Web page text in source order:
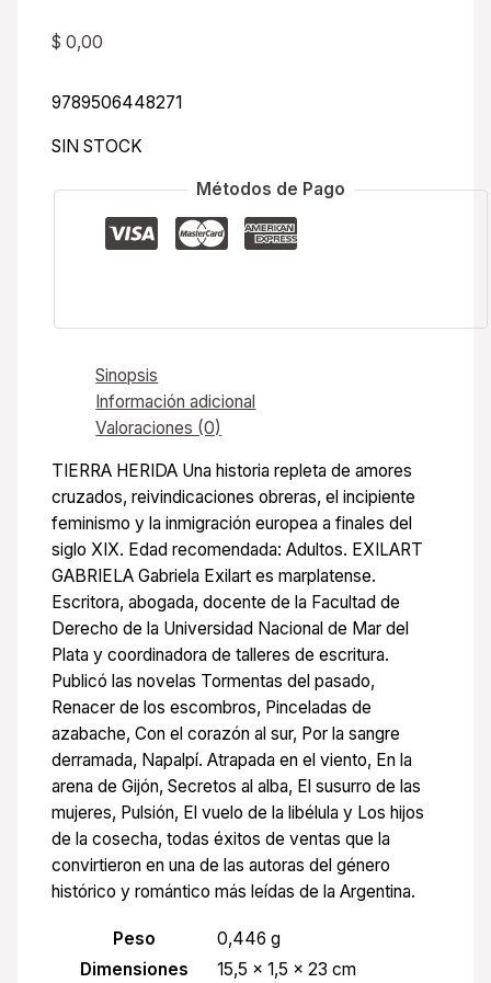
$ 0,00
9789506448271
SIN STOCK
Métodos de Pago
Sinopsis
Información adicional
Valoraciones (0)
TIERRA HERIDA Una historia repleta de amores
cruzados, reivindicaciones obreras, el incipiente
feminismo y la inmigración europea a finales del
siglo XIX. Edad recomendada: Adultos. EXILART
GABRIELA Gabriela Exilart es marplatense.
Escritora, abogada, docente de la Facultad de
Derecho de la Universidad Nacional de Mar del
Plata y coordinadora de talleres de escritura.
Publicó las novelas Tormentas del pasado,
Renacer de los escombros, Pinceladas de
azabache, Con el corazón al sur, Por la sangre
derramada, Napalpí. Atrapada en el viento, En la
arena de Gijón, Secretos al alba, El susurro de las
mujeres, Pulsión, El vuelo de la libélula y Los hijos
de la cosecha, todas éxitos de ventas que la
convirtieron en una de las autoras del género
histórico y romántico más leídas de la Argentina.
Peso
0,446 g
Dimensiones
15,5 × 1,5 × 23 cm